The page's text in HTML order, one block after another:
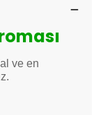
ve en